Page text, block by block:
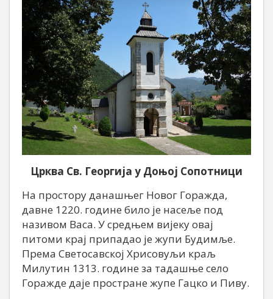
Црква Св. Георгија у Доњој Сопотници
На простору данашњег Новог Горажда,
давне 1220. године било је насеље под
називом Васа. У средњем вијеку овај
питоми крај припадао је жупи Будимље.
Према Светосавској Хрисовуљи краљ
Милутин 1313. године за тадашње село
Горажде даје простране жупе Гацко и Пиву.